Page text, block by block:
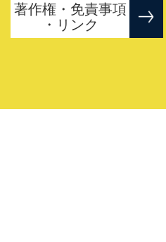
著作権・免責事項
・リンク